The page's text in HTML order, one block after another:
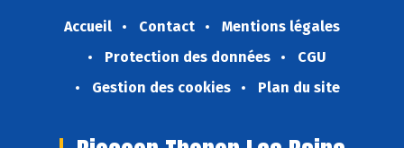
Accueil Contact
Mentions légales
Protection des données
CGU
Gestion des cookies
Plan du site